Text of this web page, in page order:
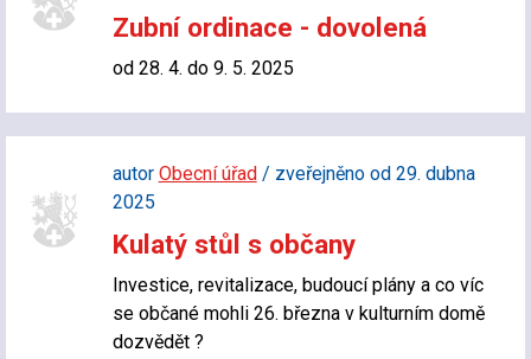
Zubní ordinace - dovolená
od 28. 4. do 9. 5. 2025
autor Obecní úřad/ zveřejněno od 29. dubna
2025
Kulatý stůl s občany
Investice, revitalizace, budoucí plány a co víc
se občané mohli 26. března v kulturním domě
dozvědět ?